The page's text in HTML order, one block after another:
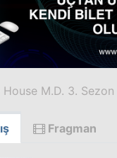
House M.D. 3. Sezon
Fragman